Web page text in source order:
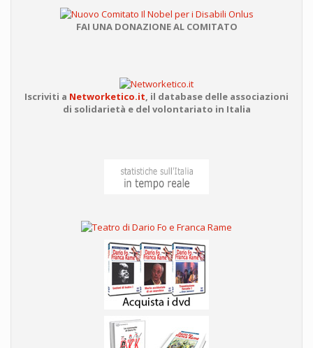
FAI UNA DONAZIONE AL COMITATO
Iscriviti a Networketico.it, il database delle associazioni
di solidarietà e del volontariato in Italia